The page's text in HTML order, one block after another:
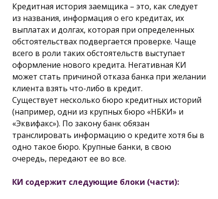
Кредитная история заемщика – это, как следует
из названия, информация о его кредитах, их
выплатах и долгах, которая при определенных
обстоятельствах подвергается проверке. Чаще
всего в роли таких обстоятельств выступает
оформление нового кредита. Негативная КИ
может стать причиной отказа банка при желании
клиента взять что-либо в кредит.
Существует несколько бюро кредитных историй
(например, одни из крупных бюро «НБКИ» и
«Эквифакс»). По закону банк обязан
транслировать информацию о кредите хотя бы в
одно такое бюро. Крупные банки, в свою
очередь, передают ее во все.
КИ содержит следующие блоки (части):